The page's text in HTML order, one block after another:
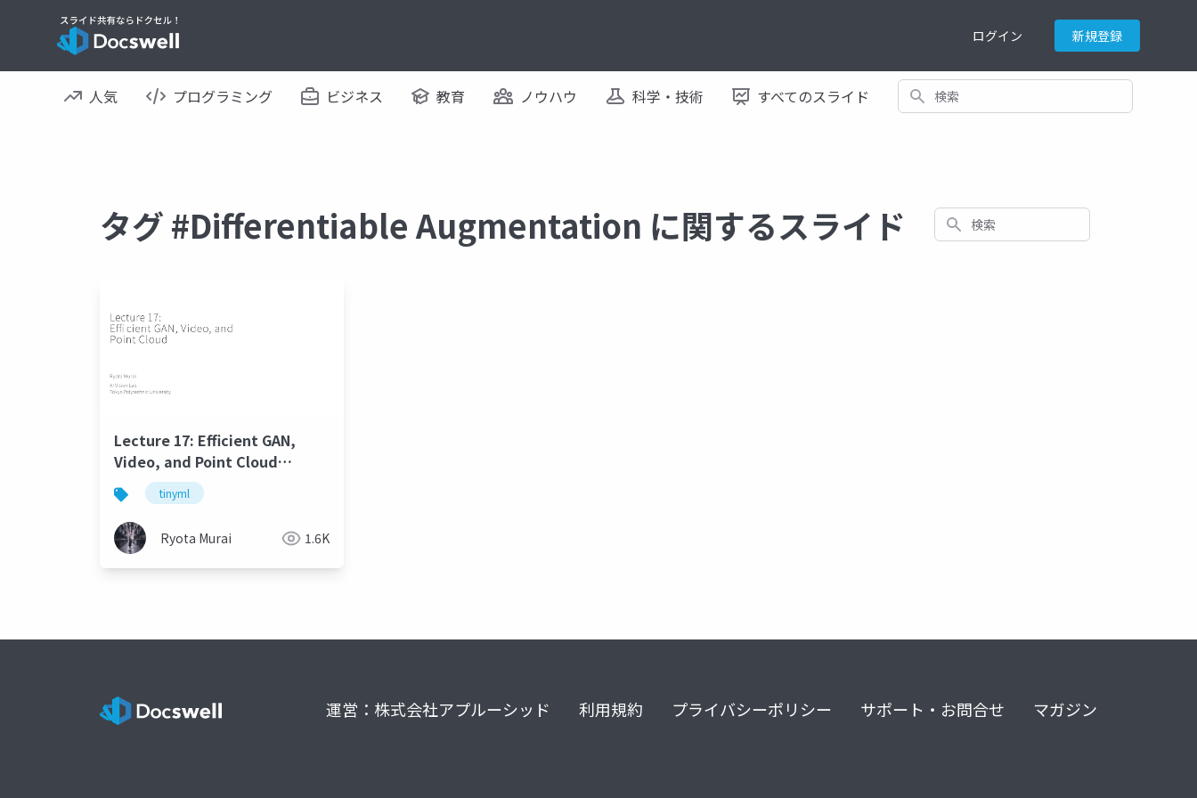
ログイン 新規登録
人気 プログラミング ビジネス 教育 ノウハウ 科学・技術 すべてのスライド 検索
タグ #Differentiable Augmentation に関するスライド 検索
Lecture 17: Efficient GAN,
Video, and Point Cloud
[TinyML]
tinyml
Ryota Murai 1.6K
運営：株式会社アプルーシッド 利用規約 プライバシーポリシー サポート・お問合せ マガジン